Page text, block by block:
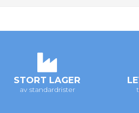
STORT LAGER
av standardrister